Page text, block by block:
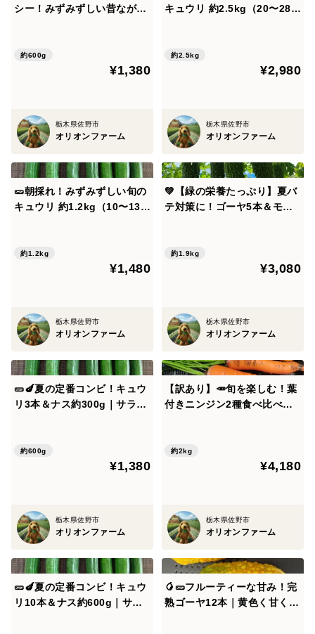
※農薬・化成肥料不使用で栽培しているため、虫食いや
葉の傷み、サイズのばらつきがある場合がございます
がりください
※ルッコラは香りや辛味に個体差があり、時期や生育状
況により風味が強く感じられる場合がございます
※葉物野菜のため、輸送中の揺れや気温変化により、多
少のしおれや折れが生じる場合がございます
ないものが混在します
※葉ニンジンは収穫時期により、葉を中心とした内容と
なり、根の部分が小さいものや付いていない場合がござ
います
※葉ニンジンの根の部分は、虫食いや割れがある場合が
場合がございます。
きください🙇
また、当農園は完全農薬化学肥料不使用栽培をしてお
り、収穫時に目視にて虫など除去しておりますが、万が
一見落とす場合もございますのでご了承くださいませ🙇
シー！みずみずしい昔ながら
肥料不使用🫑【朝どれ】
約600g
¥1,380
栃木県佐野市
オリオンファーム
キュウリ 約2.5kg（20〜28本
成肥料不使用🥒
約2.5kg
¥2,980
栃木県佐野市
オリオンファーム
🥒朝採れ！みずみずしい旬の
キュウリ 約1.2kg（10〜13本
成肥料不使用🥒
約1.2kg
¥1,480
栃木県佐野市
オリオンファーム
💚【緑の栄養たっぷり】夏バ
テ対策に！ゴーヤ5本＆モロ
💚
約1.9kg
¥3,080
栃木県佐野市
オリオンファーム
🥒🍆夏の定番コンビ！キュウ
リ3本＆ナス約300g｜サラダ
約600g
¥1,380
栃木県佐野市
オリオンファーム
【訳あり】🥕旬を楽しむ！葉
付きニンジン2種食べ比べセ
化成肥料不使用🥕
約2kg
¥4,180
栃木県佐野市
オリオンファーム
🥒🍆夏の定番コンビ！キュウ
リ10本＆ナス約600g｜サラ
🥭🥒フルーティーな甘み！完
熟ゴーヤ12本｜黄色く甘く育